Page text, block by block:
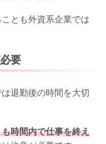
とも外資系企業では
要
退勤後の時間を大切
時間内で仕事を終え